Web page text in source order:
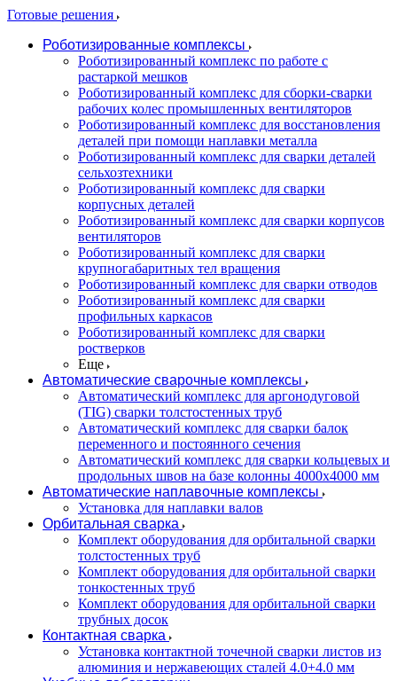
Готовые решения
Роботизированные комплексы
Роботизированный комплекс по работе с
растаркой мешков
Роботизированный комплекс для сборки-сварки
рабочих колес промышленных вентиляторов
Роботизированный комплекс для восстановления
деталей при помощи наплавки металла
Роботизированный комплекс для сварки деталей
сельхозтехники
Роботизированный комплекс для сварки
корпусных деталей
Роботизированный комплекс для сварки корпусов
вентиляторов
Роботизированный комплекс для сварки
крупногабаритных тел вращения
Роботизированный комплекс для сварки отводов
Роботизированный комплекс для сварки
профильных каркасов
Роботизированный комплекс для сварки
ростверков
Еще
Автоматические сварочные комплексы
Автоматический комплекс для аргонодуговой
(TIG) сварки толстостенных труб
Автоматический комплекс для сварки балок
переменного и постоянного сечения
Автоматический комплекс для сварки кольцевых и
продольных швов на базе колонны 4000x4000 мм
Автоматические наплавочные комплексы
Установка для наплавки валов
Орбитальная сварка
Комплект оборудования для орбитальной сварки
толстостенных труб
Комплект оборудования для орбитальной сварки
тонкостенных труб
Комплект оборудования для орбитальной сварки
трубных досок
Контактная сварка
Установка контактной точечной сварки листов из
алюминия и нержавеющих сталей 4.0+4.0 мм